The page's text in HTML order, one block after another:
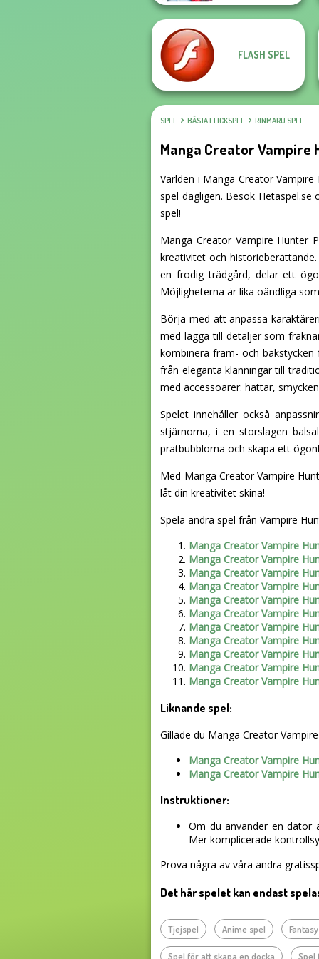
FLASH SPEL
SPEL BÄSTA FLICKSPEL RINMARU SPEL
Manga Creator Vampire
Världen i Manga Creator
spel dagligen. Besök
spel!
Manga Creator Vampire Hunter
kreativitet och
en frodig trädgård, delar ett
Möjligheterna är lika oändliga
Börja med att anpassa
med lägga till detaljer som
kombinera fram- och
från eleganta klänningar till
med accessoarer: hattar,
Spelet innehåller också
stjärnorna, i en storslagen
pratbubblorna och skapa ett
Med Manga Creator Vampire
låt din kreativitet skina!
Spela andra spel från Vampire
Manga Creator Vampire
Manga Creator Vampire
Manga Creator Vampire
Manga Creator Vampire
Manga Creator Vampire
Manga Creator Vampire
Manga Creator Vampire
Manga Creator Vampire
Manga Creator Vampire
Manga Creator Vampire
Manga Creator Vampire
Liknande spel:
Gillade du Manga Creator
Manga Creator Vampire
Manga Creator Vampire
Instruktioner:
Om du använder en dator
Mer komplicerade
Prova några av våra andra
Det här spelet kan endast
Tjejspel Anime spel
Spel för att skapa en docka Spel